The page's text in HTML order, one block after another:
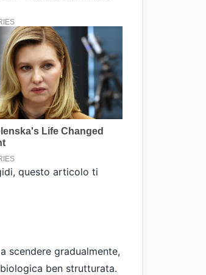
questo articolo ti
scendere gradualmente,
ben strutturata.